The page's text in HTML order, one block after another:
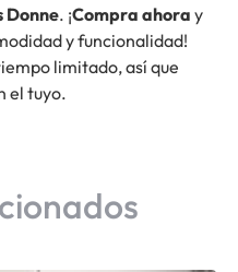
Donne. ¡Compra ahora y
y funcionalidad!
limitado, así que
el tuyo.